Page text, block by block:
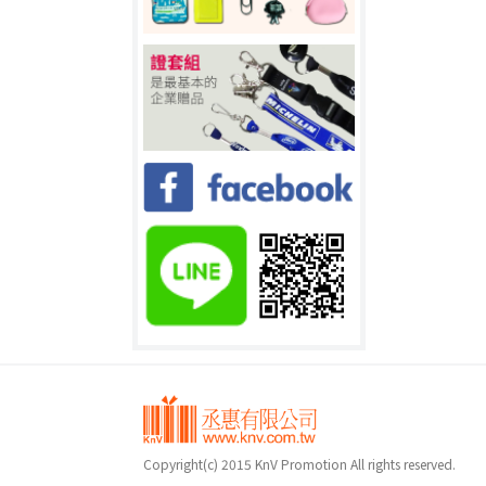
Copyright(c) 2015 KnV Promotion All rights reserved.